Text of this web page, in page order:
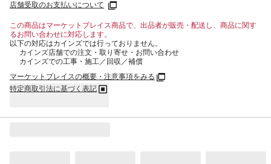
店舗受取のお支払いについて
この商品はマーケットプレイス商品で、出品者が販売・配送し、商品に関す
るお問い合わせに対応します。
以下の対応はカインズでは行っておりません。
カインズ店舗での注文・取り寄せ・お問い合わせ
カインズでの工事・施工／回収／補償
マーケットプレイスの概要・注意事項をみる
特定商取引法に基づく表記